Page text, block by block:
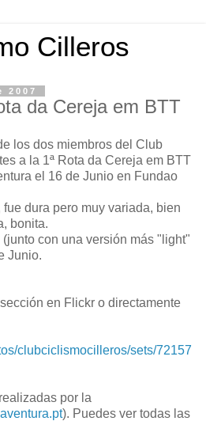
Cilleros
2007
da Cereja em BTT
los dos miembros del Club
a la 1ª Rota da Cereja em BTT
el 16 de Junio en Fundao
fue dura pero muy variada, bien
bonita.
con una versión más "light"
Junio.
en Flickr o directamente
clubciclismocilleros/sets/72157
por la
). Puedes ver todas las